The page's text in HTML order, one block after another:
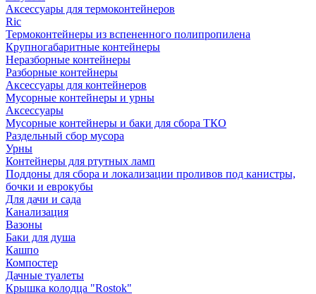
Аксессуары для термоконтейнеров
Ric
Термоконтейнеры из вспененного полипропилена
Крупногабаритные контейнеры
Неразборные контейнеры
Разборные контейнеры
Аксессуары для контейнеров
Мусорные контейнеры и урны
Аксессуары
Мусорные контейнеры и баки для сбора ТКО
Раздельный сбор мусора
Урны
Контейнеры для ртутных ламп
Поддоны для сбора и локализации проливов под канистры,
бочки и еврокубы
Для дачи и сада
Канализация
Вазоны
Баки для душа
Кашпо
Компостер
Дачные туалеты
Крышка колодца "Rostok"